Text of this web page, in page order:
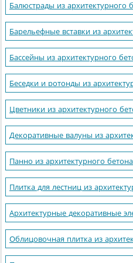
Балюстрады из архитектурного
Барельефные вставки из
Бассейны из архитектурного
Беседки и ротонды из
Цветники из архитектурного
Декоративные валуны из
Панно из архитектурного
Плитка для лестниц из
Архитектурные декоративные
Облицовочная плитка из